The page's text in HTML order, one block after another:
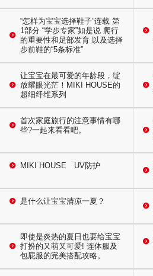
“怎样为宝宝选择鞋子”连载 第
1部分 “学步专家”如是说 爬行
的重要性和足部发育 以及选择
步前鞋的“5条标准”
让宝宝在最可爱的年龄段，绽
放耀眼光茫！MIKI HOUSE的
超细纤维系列
首次家庭旅行的注意事情有哪
些?一起来看看吧。
MIKI HOUSE UV防护
是什么让宝宝清凉一夏？
即使是炎热的夏日也要给宝宝
打扮的又萌又可爱! 连体服及
包屁服的完美搭配攻略。